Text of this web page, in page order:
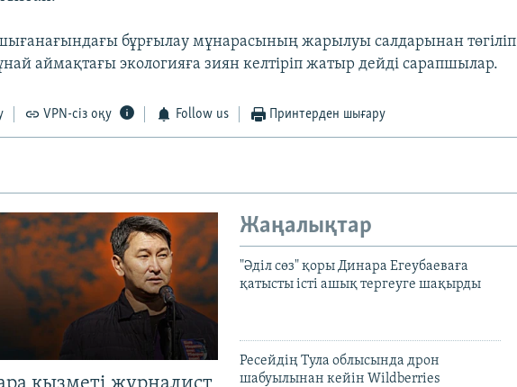
бұрғылау мұнарасының жарылуы салдарынан төгіліп
аймақтағы экологияға зиян келтіріп жатыр дейді сарапшылар.
VPN-сіз оқу Follow us Принтерден шығару
Жаңалықтар
"Әділ сөз" қоры Динара Егеубаеваға
қатысты істі ашық тергеуге шақырды
Ресейдің Тула облысында дрон
шабуылынан кейін Wildberries